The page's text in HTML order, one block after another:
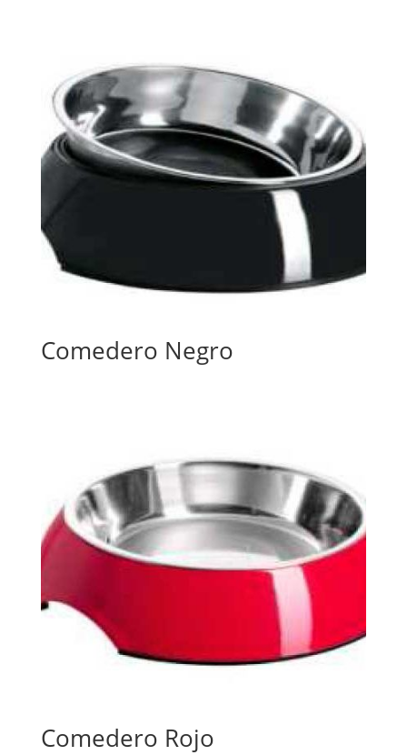
Comedero Negro
Comedero Rojo